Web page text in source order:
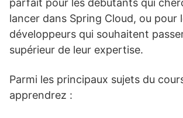
parfait pour les débutants qui
lancer dans Spring Cloud, ou pour
développeurs qui souhaitent
supérieur de leur expertise.
Parmi les principaux sujets du
apprendrez :